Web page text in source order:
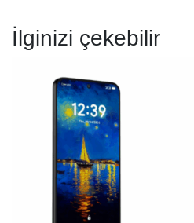
İlginizi çekebilir